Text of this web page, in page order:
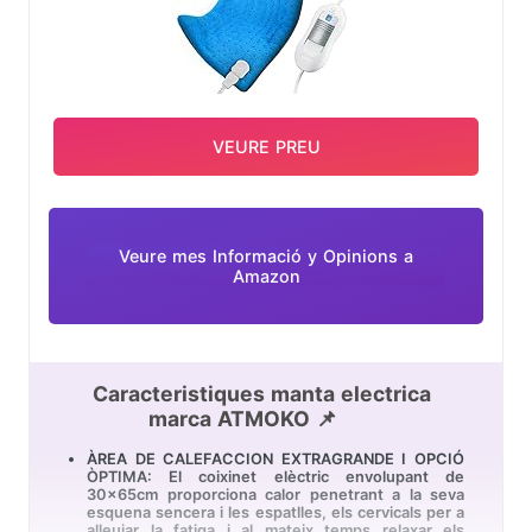
CE, GS i *Öko-Tex 100, amb les certificacions
autoritzades es poden oferir; el producte compta
amb funció d'apagat automàtic després d'1.5
hores, proporcionant-li una protecció més
completa a la seva seguretat; Utilitzem la capa
calefactor, que té un factor de seguretat més alt
que el cable calefactor comú.
Veure mes Informació y Opinions a
Amazon
Caracteristiques manta electrica
marca ATMOKO 📌
ÀREA DE CALEFACCION EXTRAGRANDE I OPCIÓ
ÒPTIMA: El coixinet elèctric envolupant de
30x65cm proporciona calor penetrant a la seva
esquena sencera i les espatlles, els cervicals per a
VEURE PREU